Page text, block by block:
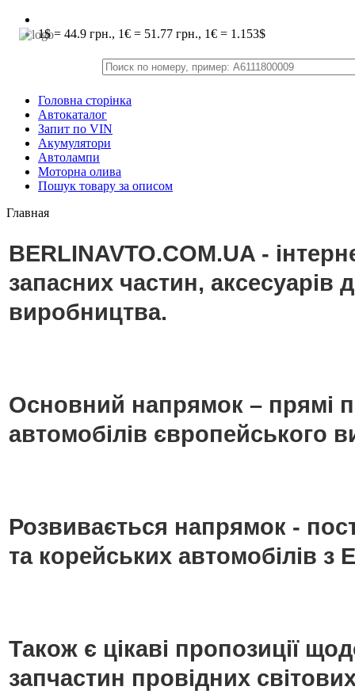
1$ = 44.9 грн., 1€ = 51.77 грн., 1€ = 1.153$
Головна сторінка
Автокаталог
Запит по VIN
Акумулятори
Автолампи
Моторна олива
Пошук товару за описом
Главная
BERLINAVTO.COM.UA -
запасних частин, аксесуарів
виробництва.
Основний напрямок – прямі
автомобілів європейського
Розвивається напрямок -
та корейських автомобілів з
Також є цікаві пропозиції
запчастин провідних